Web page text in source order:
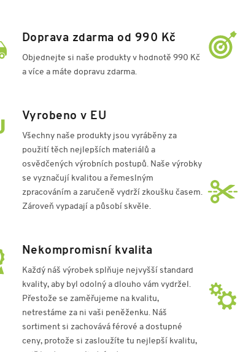
Doprava zdarma od 990 Kč
Objednejte si naše produkty v hodnotě 990 Kč
a více a máte dopravu zdarma.
Vyrobeno v EU
Všechny naše produkty jsou vyráběny za
použití těch nejlepších materiálů a
osvědčených výrobních postupů. Naše výrobky
se vyznačují kvalitou a řemeslným
zpracováním a zaručeně vydrží zkoušku časem.
Zároveň vypadají a působí skvěle.
Nekompromisní kvalita
Každý náš výrobek splňuje nejvyšší standard
kvality, aby byl odolný a dlouho vám vydržel.
Přestože se zaměřujeme na kvalitu,
netrestáme za ni vaši peněženku. Náš
sortiment si zachovává férové a dostupné
ceny, protože si zasloužíte tu nejlepší kvalitu,